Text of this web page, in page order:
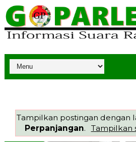
Tampilkan postingan dengan
Perpanjangan. Tampilkan